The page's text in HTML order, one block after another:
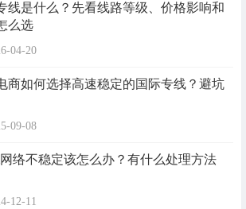
线是什么？先看线路等级、价格影响和
么选
04-20
商如何选择高速稳定的国际专线？避坑
09-08
络不稳定该怎么办？有什么处理方法
12-11